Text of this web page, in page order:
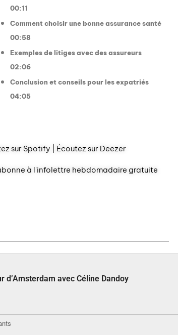
00:11
Comment choisir une bonne assurance santé
00:58
Exemples de litiges avec des assureurs
02:06
Conclusion et conseils pour les expatriés
04:05
sur Spotify | Écoutez sur Deezer
à l'infolettre hebdomadaire gratuite
d’Amsterdam avec Céline Dandoy